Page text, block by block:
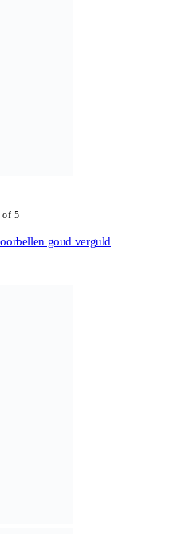
of 5
goud verguld